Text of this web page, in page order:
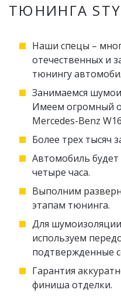
ТЮНИНГА
Наши спецы –
отечественных и
тюнингу
Занимаемся
Имеем огромный
Mercedes-Benz
Более трех тысяч
Автомобиль будет
четыре часа.
Выполним
этапам тюнинга.
Для
используем
подтвержденные
Гарантия
финиша отделки.